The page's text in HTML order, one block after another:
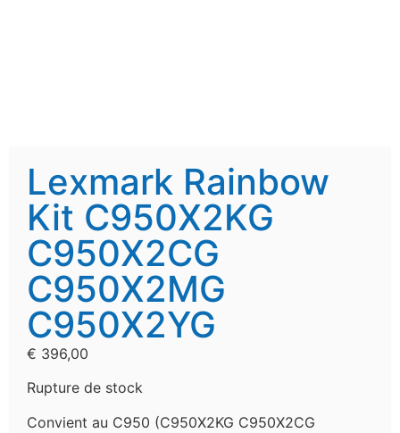
Lexmark Rainbow
Kit C950X2KG
C950X2CG
C950X2MG
C950X2YG
€ 396,00
Rupture de stock
Convient au C950 (C950X2KG C950X2CG